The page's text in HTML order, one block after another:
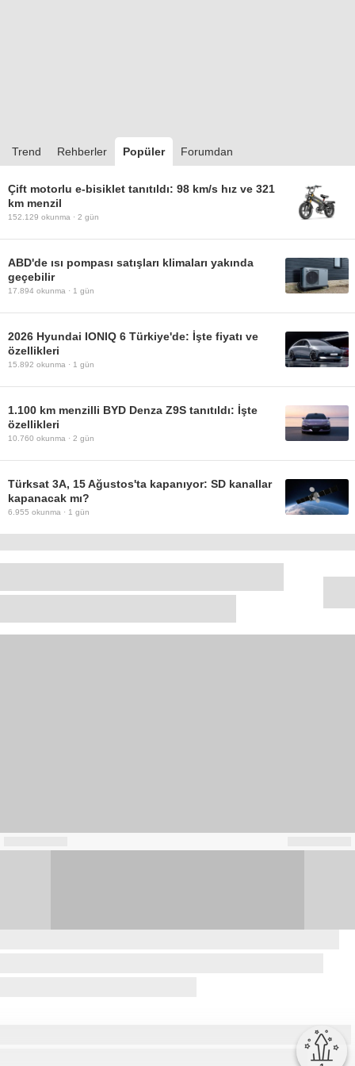
Trend Rehberler Popüler Forumdan
Çift motorlu e-bisiklet tanıtıldı: 98 km/s hız ve 321
km menzil
152.129 okunma · 2 gün
ABD'de ısı pompası satışları klimaları yakında
geçebilir
17.894 okunma · 1 gün
2026 Hyundai IONIQ 6 Türkiye'de: İşte fiyatı ve
özellikleri
15.892 okunma · 1 gün
1.100 km menzilli BYD Denza Z9S tanıtıldı: İşte
özellikleri
10.760 okunma · 2 gün
Türksat 3A, 15 Ağustos'ta kapanıyor: SD kanallar
kapanacak mı?
6.955 okunma · 1 gün